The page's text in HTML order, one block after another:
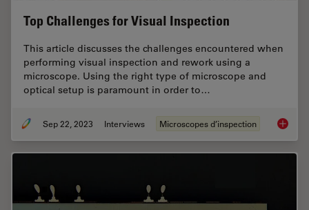
Top Challenges for Visual Inspection
This article discusses the challenges encountered when
performing visual inspection and rework using a
microscope. Using the right type of microscope and
optical setup is paramount in order to…
Sep 22, 2023 Interviews Microscopes d’inspection Top